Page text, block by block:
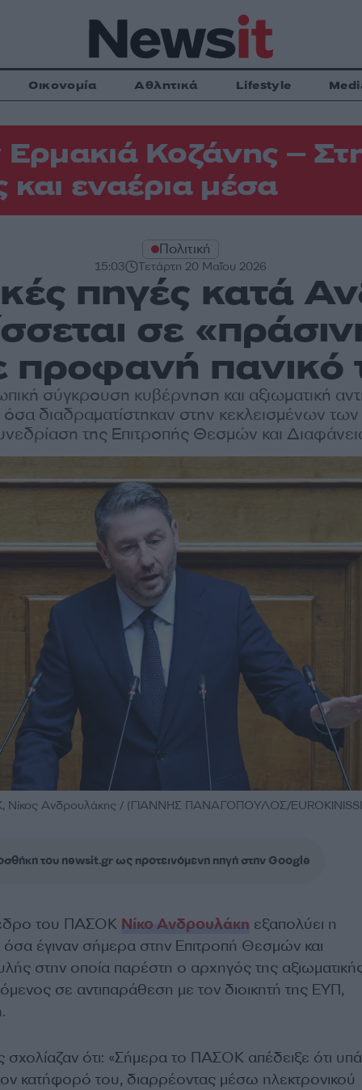
Οικονομία Αθλητικά Lifestyle
Κοζάνης –
εναέρια μέσα
Πολιτική
15:03 Τετάρτη 20 Μαΐου 2026
πηγές κατά
σε
πανικό
σύγκρουση κυβέρνηση και αξιωματική
όσα διαδραματίστηκαν στην κεκλεισμένων
της Επιτροπής Θεσμών και
Νίκος Ανδρουλάκης / (ΓΙΑΝΝΗΣ ΠΑΝΑΓΟΠΟΥΛΟΣ/
του newsit.gr ως προτεινόμενη πηγή στην Google
του ΠΑΣΟΚ Νίκο Ανδρουλάκη εξαπολύει η
όσα έγιναν σήμερα στην Επιτροπή Θεσμών και
στην οποία παρέστη ο αρχηγός της
σε αντιπαράθεση με τον διοικητή της ΕΥΠ,
σχολίαζαν ότι: «Σήμερα το ΠΑΣΟΚ απέδειξε ότι
κατήφορό του, διαρρέοντας μέσω ηλεκτρονικού